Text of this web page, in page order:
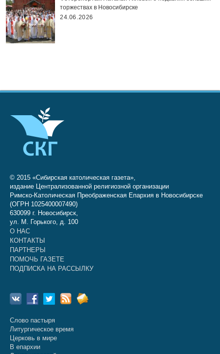
торжествах в Новосибирске
24.06.2026
© 2015 «Сибирская католическая газета»,
издание Централизованной религиозной организации
Римско-Католическая Преображенская Епархия в Новосибирске
(ОГРН 1025400007490)
630099 г. Новосибирск,
ул. М. Горького, д. 100
О НАС
КОНТАКТЫ
ПАРТНЕРЫ
ПОМОЧЬ ГАЗЕТЕ
ПОДПИСКА НА РАССЫЛКУ
Слово пастыря
Литургическое время
Церковь в мире
В епархии